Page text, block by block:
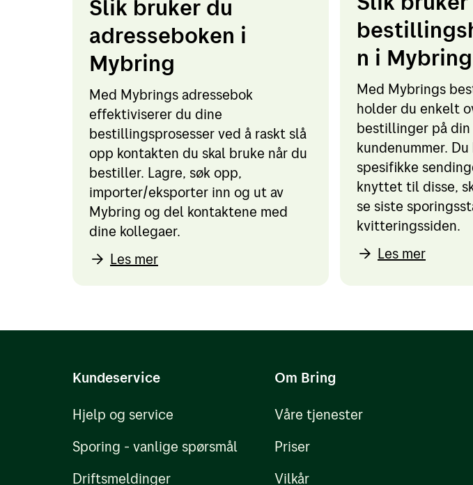
Slik bruker du
adresseboken i
Mybring
Med Mybrings adressebok
effektiviserer du dine
bestillingsprosesser ved å raskt slå
opp kontakten du skal bruke når du
bestiller. Lagre, søk opp,
importer/eksporter inn og ut av
Mybring og del kontaktene med
dine kollegaer.
Les mer
n i Mybring
Med Mybrings
holder du enkelt
bestillinger på
kundenummer.
spesifikke
knyttet til disse,
se siste
kvitteringssiden.
Les mer
Kundeservice
Hjelp og service
Sporing - vanlige spørsmål
Driftsmeldinger
Om Bring
Våre tjenester
Priser
Vilkår